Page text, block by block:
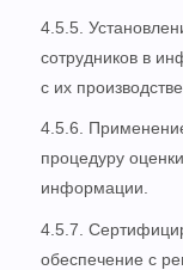
4.5.5.
сотрудников в
с их
4.5.6.
процедуру
информации.
4.5.7.
обеспечение с